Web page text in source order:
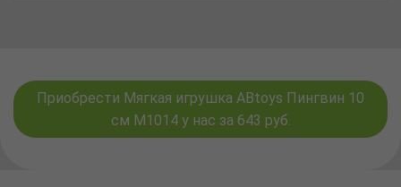
Приобрести Мягкая игрушка ABtoys Пингвин 10
см M1014 у нас за 643 руб.